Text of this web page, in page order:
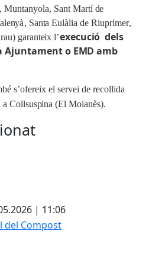
, Muntanyola, Sant Martíde
lenyà, Santa Eulàlia de Riuprimer,
rau) garanteixl’execuciódels
Ajuntament o EMDamb
bés’ofereix el servei de recollida
aCollsuspina(El Moianès).
| 11:06
Compost